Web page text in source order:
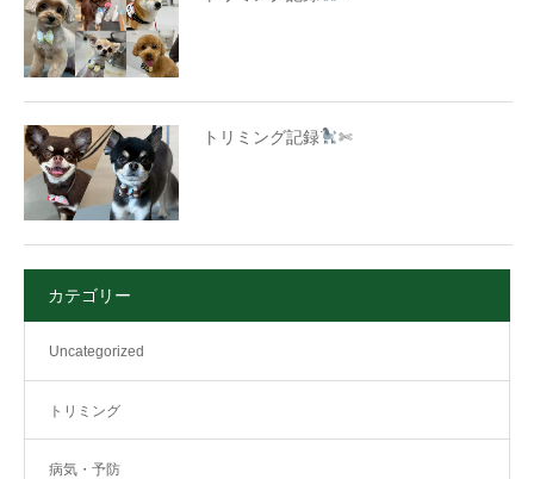
トリミング記録 ✄
カテゴリー
Uncategorized
トリミング
病気・予防